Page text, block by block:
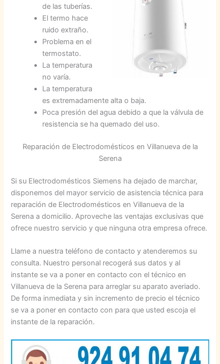
de las tuberías.
El termo hace
ruido extraño.
Problema en el
termostato.
La temperatura
no varía.
La temperatura
es extremadamente alta o baja.
Poca presión del agua debido a que la válvula de
resistencia se ha quemado del uso.
Reparación de Electrodomésticos en Villanueva de la
Serena
Si su Electrodomésticos Siemens ha dejado de marchar,
disponemos del mayor servicio de asistencia técnica para
reparación de Electrodomésticos en Villanueva de la
Serena a domicilio. Aproveche las ventajas exclusivas que
ofrece nuestro servicio y que ninguna otra empresa ofrece.
Llame a nuestra teléfono de contacto y atenderemos su
consulta. Nuestro personal recogerá sus datos y al
instante se va a poner en contacto con el técnico en
Villanueva de la Serena para arreglar su aparato averiado.
De forma inmediata y sin incremento de precio el técnico
se va a poner en contacto con para que usted escoja el
instante de la reparación.